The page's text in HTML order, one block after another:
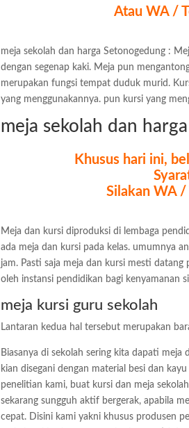
Atau WA /
meja sekolah dan harga Setonogedung :
dengan segenap kaki. Meja pun
merupakan fungsi tempat duduk murid.
yang menggunakannya. pun kursi yang
meja sekolah dan
Khusus hari ini,
Silakan WA
Meja dan kursi diproduksi di lembaga
ada meja dan kursi pada kelas. umumnya
jam. Pasti saja meja dan kursi mesti datang
oleh instansi pendidikan bagi kenyamanan
meja kursi guru sekolah
Lantaran kedua hal tersebut merupakan
Biasanya di sekolah sering kita dapati
kian disegani dengan material besi dan
penelitian kami, buat kursi dan meja
sekarang sungguh aktif bergerak, apabila
cepat. Disini kami yakni khusus produsen